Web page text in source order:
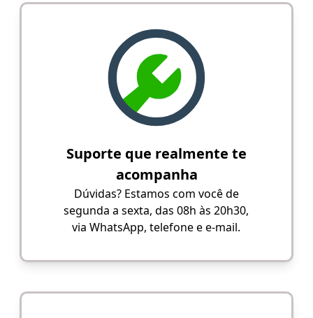
Suporte que realmente te
acompanha
Dúvidas? Estamos com você de
segunda a sexta, das 08h às 20h30,
via WhatsApp, telefone e e-mail.